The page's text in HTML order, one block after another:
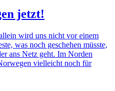
jetzt!
wird uns nicht vor einem
was noch geschehen müsste,
ans Netz geht. Im Norden
vielleicht noch für